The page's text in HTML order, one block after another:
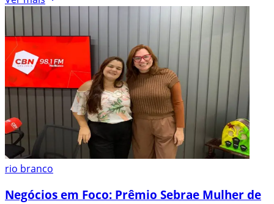
rio branco
Negócios em Foco: Prêmio Sebrae Mulher de